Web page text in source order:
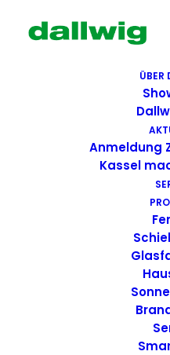
ÜBER
Anmeldung
Kassel
Wir
Dallwig